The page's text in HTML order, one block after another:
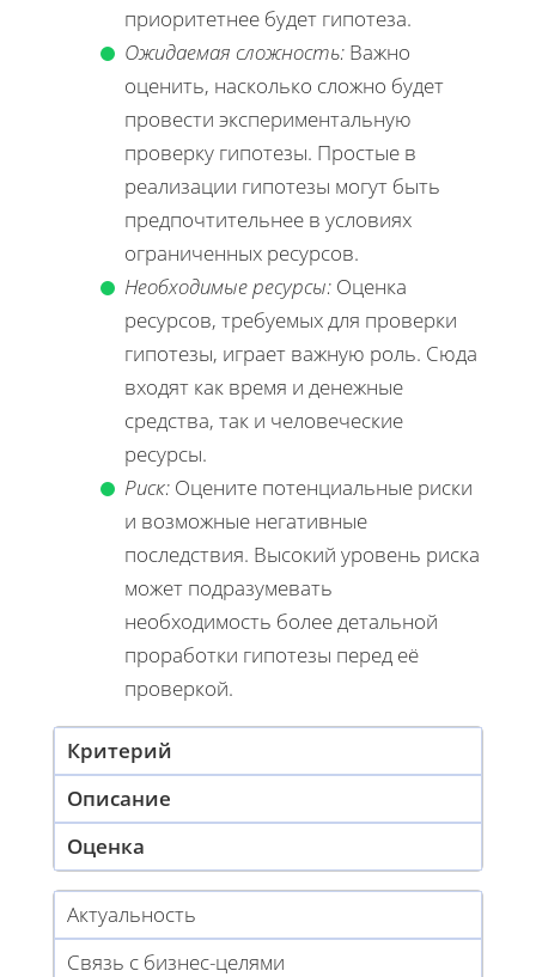
приоритетнее будет гипотеза.
Ожидаемая сложность: Важно
оценить, насколько сложно будет
провести экспериментальную
проверку гипотезы. Простые в
реализации гипотезы могут быть
предпочтительнее в условиях
ограниченных ресурсов.
Необходимые ресурсы: Оценка
ресурсов, требуемых для проверки
гипотезы, играет важную роль. Сюда
входят как время и денежные
средства, так и человеческие
ресурсы.
Риск: Оцените потенциальные риски
и возможные негативные
последствия. Высокий уровень риска
может подразумевать
необходимость более детальной
проработки гипотезы перед её
проверкой.
Критерий
Описание
Оценка
Актуальность
Связь с бизнес-целями